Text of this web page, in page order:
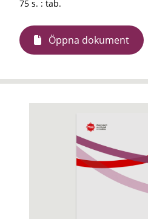
75 s. : tab.
Öppna dokument